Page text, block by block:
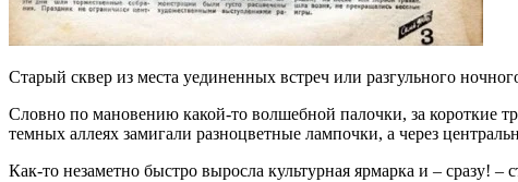
Старый сквер из места уединенных встреч или разгульного
Словно по мановению какой-то волшебной палочки, за короткие
темных аллеях замигали разноцветные лампочки, а через
Как-то незаметно быстро выросла культурная ярмарка и – сразу! –